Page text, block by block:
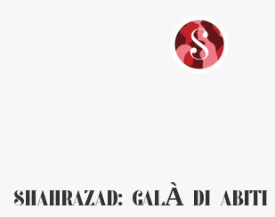
Skip to main content
SHAHRAZAD: GALÀ DI ABITI